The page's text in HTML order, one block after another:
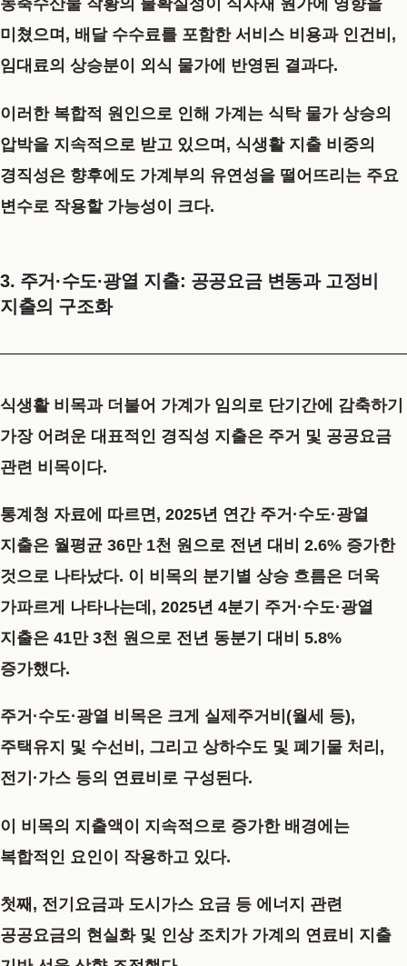
농축수산물 작황의 불확실성이 식자재 원가에 영향을
미쳤으며, 배달 수수료를 포함한 서비스 비용과 인건비,
임대료의 상승분이 외식 물가에 반영된 결과다.
이러한 복합적 원인으로 인해 가계는 식탁 물가 상승의
압박을 지속적으로 받고 있으며, 식생활 지출 비중의
경직성은 향후에도 가계부의 유연성을 떨어뜨리는 주요
변수로 작용할 가능성이 크다.
3. 주거·수도·광열 지출: 공공요금 변동과 고정비
지출의 구조화
식생활 비목과 더불어 가계가 임의로 단기간에 감축하기
가장 어려운 대표적인 경직성 지출은 주거 및 공공요금
관련 비목이다.
통계청 자료에 따르면, 2025년 연간 주거·수도·광열
지출은 월평균 36만 1천 원으로 전년 대비 2.6% 증가한
것으로 나타났다. 이 비목의 분기별 상승 흐름은 더욱
가파르게 나타나는데, 2025년 4분기 주거·수도·광열
지출은 41만 3천 원으로 전년 동분기 대비 5.8%
증가했다.
주거·수도·광열 비목은 크게 실제주거비(월세 등),
주택유지 및 수선비, 그리고 상하수도 및 폐기물 처리,
전기·가스 등의 연료비로 구성된다.
이 비목의 지출액이 지속적으로 증가한 배경에는
복합적인 요인이 작용하고 있다.
첫째, 전기요금과 도시가스 요금 등 에너지 관련
공공요금의 현실화 및 인상 조치가 가계의 연료비 지출